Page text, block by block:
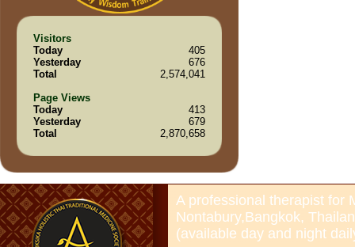
Visitors
Today
405
Yesterday
676
Total
2,574,041
Page Views
Today
413
Yesterday
679
Total
2,870,658
A professional therapist for
Nontabury,Bangkok,
(available day and night